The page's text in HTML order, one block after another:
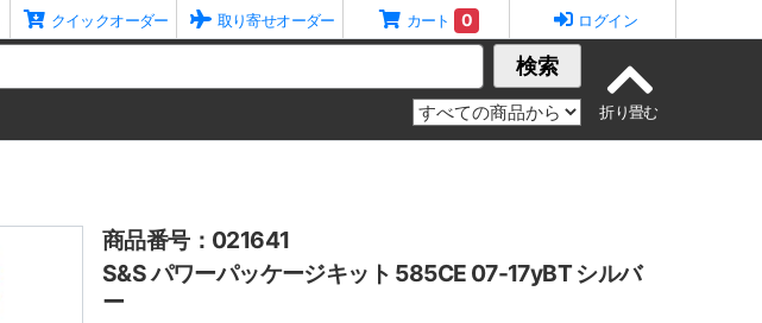
クイックオーダー 取り寄せオーダー カート 0 ログイン
検索
商品番号：021641
S&S パワーパッケージキット 585CE 07-17yBT シルバ
ー